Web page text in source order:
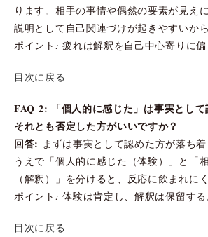
ります。相手の事情や偶然の要素が見え
説明として自己関連づけが起きやすいから
ポイント: 疲れは解釈を自己中心寄りに偏
目次に戻る
FAQ 2: 「個人的に感じた」は事実として
それとも否定した方がいいですか？
回答: まずは事実として認めた方が落ち
うえで「個人的に感じた（体験）」と「
（解釈）」を分けると、反応に飲まれに
ポイント: 体験は肯定し、解釈は保留する
目次に戻る